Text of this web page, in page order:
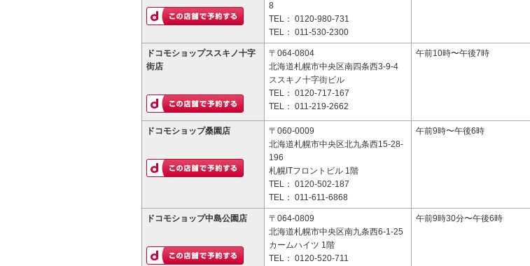
8
TEL： 0120-980-731
TEL： 011-530-2300
ドコモショップススキノ十字
街店
〒064-0804
北海道札幌市中央区南四条西3-9-4
ススキノ十字街ビル
TEL： 0120-717-167
TEL： 011-219-2662
午前10時〜午後7時
ドコモショップ桑園店
〒060-0009
北海道札幌市中央区北九条西15-28-
196
札幌ITフロントビル 1階
TEL： 0120-502-187
TEL： 011-611-6868
午前9時〜午後6時
ドコモショップ中島公園店
〒064-0809
北海道札幌市中央区南九条西6-1-25
カームハイツ 1階
TEL： 0120-520-711
午前9時30分〜午後6時